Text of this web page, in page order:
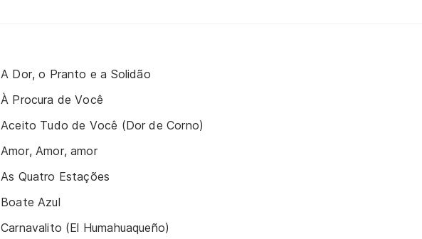
A Dor, o Pranto e a Solidão
À Procura de Você
Aceito Tudo de Você (Dor de Corno)
Amor, Amor, amor
As Quatro Estações
Boate Azul
Carnavalito (El Humahuaqueño)